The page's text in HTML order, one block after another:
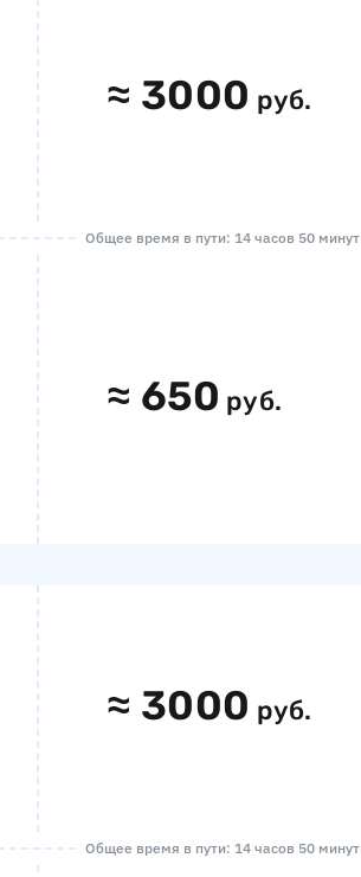
≈ 3000 руб.
Общее время в пути: 14 часов 50 минут
≈ 650 руб.
≈ 3000 руб.
Общее время в пути: 14 часов 50 минут